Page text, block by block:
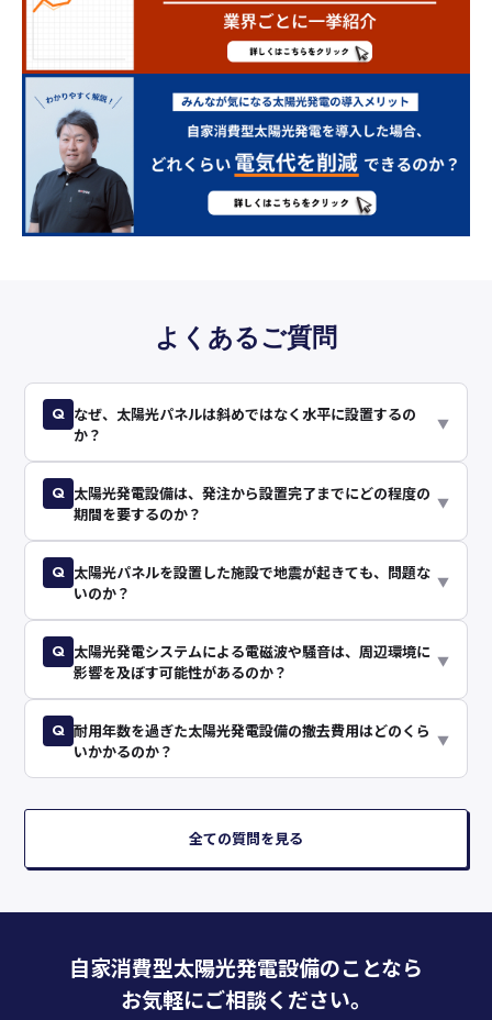
よくあるご質問
Q なぜ、太陽光パネルは斜めではなく水平に設置するの
か？
▼
Q 太陽光発電設備は、発注から設置完了までにどの程度の
期間を要するのか？
▼
Q 太陽光パネルを設置した施設で地震が起きても、問題な
いのか？
▼
Q 太陽光発電システムによる電磁波や騒音は、周辺環境に
影響を及ぼす可能性があるのか？
▼
Q 耐用年数を過ぎた太陽光発電設備の撤去費用はどのくら
いかかるのか？
▼
全ての質問を見る
自家消費型太陽光発電設備のことなら
お気軽にご相談ください。